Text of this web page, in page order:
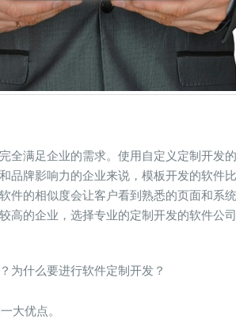
全满足企业的需求。使用自定义定制开发
品牌影响力的企业来说，模板开发的软件
件的相似度会让客户看到熟悉的页面和系
高的企业，选择专业的定制开发的软件公
为什么要进行软件定制开发？
大优点。